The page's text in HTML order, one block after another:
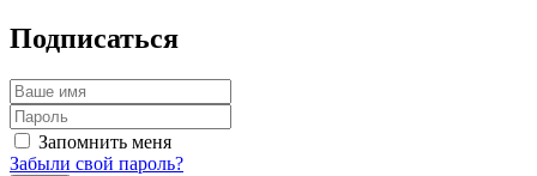
Подписаться
Запомнить меня
Забыли свой пароль?